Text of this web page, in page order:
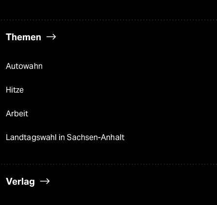
Themen
Autowahn
Hitze
Arbeit
Landtagswahl in Sachsen-Anhalt
Verlag